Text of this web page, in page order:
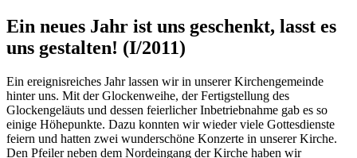
Ein neues Jahr ist uns geschenkt, lasst es
uns gestalten! (I/2011)
Ein ereignisreiches Jahr lassen wir in unserer Kirchengemeinde
hinter uns. Mit der Glockenweihe, der Fertigstellung des
Glockengeläuts und dessen feierlicher Inbetriebnahme gab es so
einige Höhepunkte. Dazu konnten wir wieder viele Gottesdienste
feiern und hatten zwei wunderschöne Konzerte in unserer Kirche.
Den Pfeiler neben dem Nordeingang der Kirche haben wir